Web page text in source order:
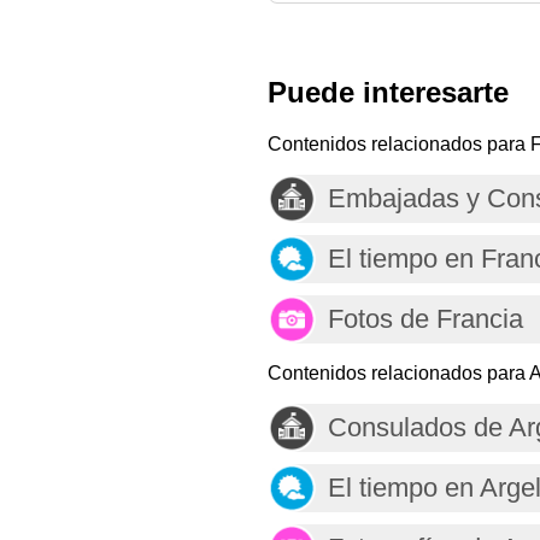
Puede interesarte
Contenidos relacionados para
Embajadas y
El tiempo en
Fotos de Francia
Contenidos relacionados para
Consulados de
El tiempo en